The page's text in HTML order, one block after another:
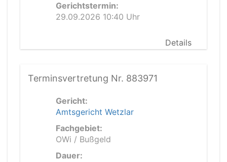
Gerichtstermin:
29.09.2026 10:40 Uhr
Details
Terminsvertretung Nr. 883971
Gericht:
Amtsgericht Wetzlar
Fachgebiet:
OWi / Bußgeld
Dauer: